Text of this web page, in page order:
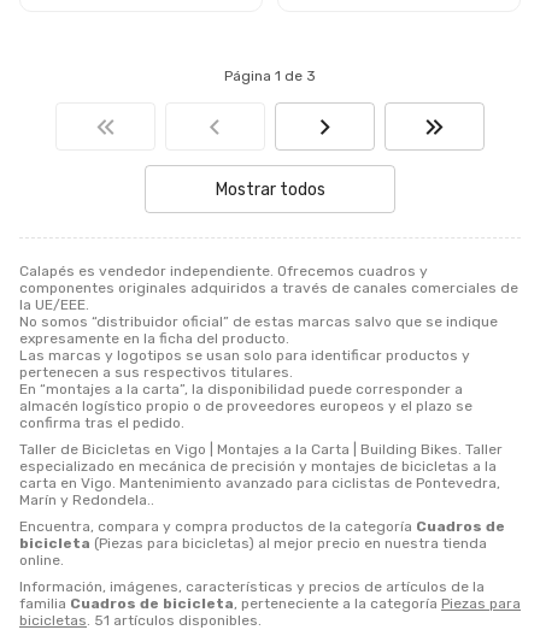
Calapés es vendedor independiente. Ofrecemos cuadros y
componentes originales adquiridos a través de canales comerciales de
la UE/EEE.
No somos “distribuidor oficial” de estas marcas salvo que se indique
expresamente en la ficha del producto.
Las marcas y logotipos se usan solo para identificar productos y
pertenecen a sus respectivos titulares.
En “montajes a la carta”, la disponibilidad puede corresponder a
almacén logístico propio o de proveedores europeos y el plazo se
confirma tras el pedido.
Taller de Bicicletas en Vigo | Montajes a la Carta | Building Bikes. Taller
especializado en mecánica de precisión y montajes de bicicletas a la
carta en Vigo. Mantenimiento avanzado para ciclistas de Pontevedra,
Marín y Redondela..
Encuentra, compara y compra productos de la categoría Cuadros de
bicicleta (Piezas para bicicletas) al mejor precio en nuestra tienda
online.
Información, imágenes, características y precios de artículos de la
familia Cuadros de bicicleta, perteneciente a la categoría Piezas para
bicicletas. 51 artículos disponibles.
Página 1 de 3
Mostrar todos